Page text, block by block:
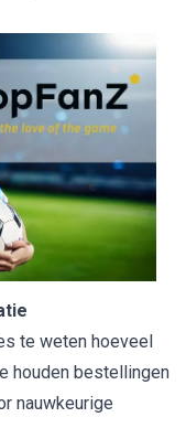
te weten hoeveel
houden bestellingen
nauwkeurige